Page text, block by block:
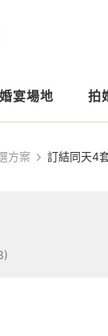
婚宴場地 拍
方案 訂結同天4